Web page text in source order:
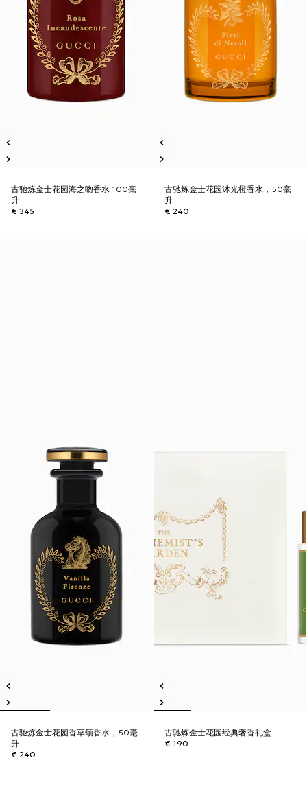
古驰炼金士花园海之吻香水 100毫
升
€ 345
古驰炼金士花园沐光橙香水，50毫
升
€ 240
古驰炼金士花园香草颂香水，50毫
升
€ 240
古驰炼金士花园经典奢香礼盒
€ 190